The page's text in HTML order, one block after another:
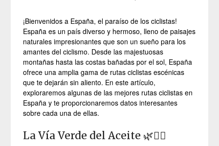
¡Bienvenidos a España, el paraíso de los ciclistas!
España es un país diverso y hermoso, lleno de paisajes
naturales impresionantes que son un sueño para los
amantes del ciclismo. Desde las majestuosas
montañas hasta las costas bañadas por el sol, España
ofrece una amplia gama de rutas ciclistas escénicas
que te dejarán sin aliento. En este artículo,
exploraremos algunas de las mejores rutas ciclistas en
España y te proporcionaremos datos interesantes
sobre cada una de ellas.
La Vía Verde del Aceite 🌿🚴‍♀️